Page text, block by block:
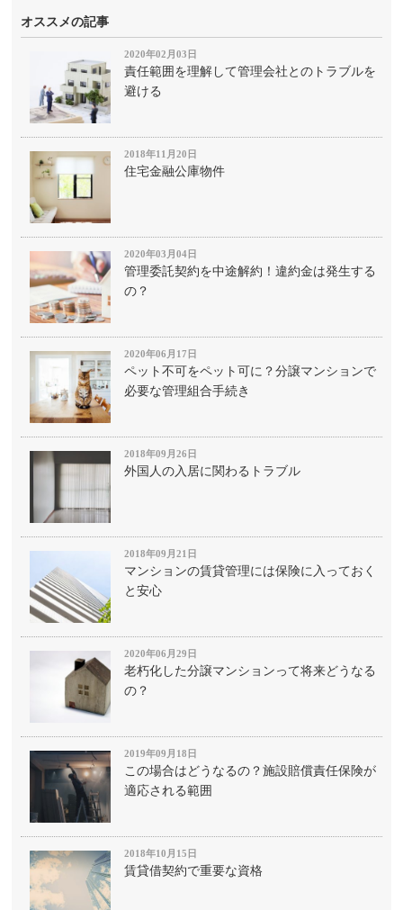
オススメの記事
2020年02月03日
責任範囲を理解して管理会社とのトラブルを
避ける
2018年11月20日
住宅金融公庫物件
2020年03月04日
管理委託契約を中途解約！違約金は発生する
の？
2020年06月17日
ペット不可をペット可に？分譲マンションで
必要な管理組合手続き
2018年09月26日
外国人の入居に関わるトラブル
2018年09月21日
マンションの賃貸管理には保険に入っておく
と安心
2020年06月29日
老朽化した分譲マンションって将来どうなる
の？
2019年09月18日
この場合はどうなるの？施設賠償責任保険が
適応される範囲
2018年10月15日
賃貸借契約で重要な資格